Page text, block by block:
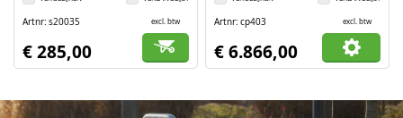
Artnr s20035 excl. btw
€ 285,00
Artnr cp403 excl. btw
€ 6.866,00